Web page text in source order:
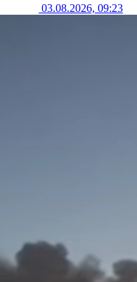
03.08.2026, 09:23